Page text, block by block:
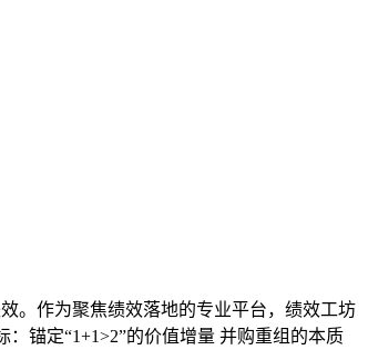
。作为聚焦绩效落地的专业平台，绩效工坊
锚定“1+1>2”的价值增量 并购重组的本质